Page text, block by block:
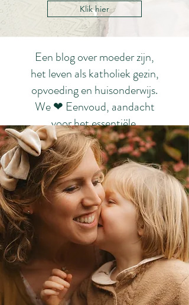
Klik hier
Een blog over moeder zijn,
het leven als katholiek gezin,
opvoeding en huisonderwijs.
We ❤ Eenvoud, aandacht
voor het essentiële.
Schoonheid. Rust. ❤